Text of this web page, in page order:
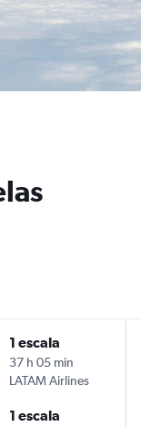
1 escala
37 h 05 min
LATAM Airlines
1 escala